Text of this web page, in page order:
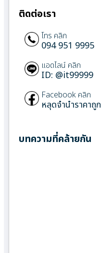
ติดต่อเรา
โทร คลิก
094 951 9995
แอดไลน์ คลิก
ID: @it99999
Facebook คลิก
หลุดจำนำราคาถูก
บทความที่คล้ายกัน